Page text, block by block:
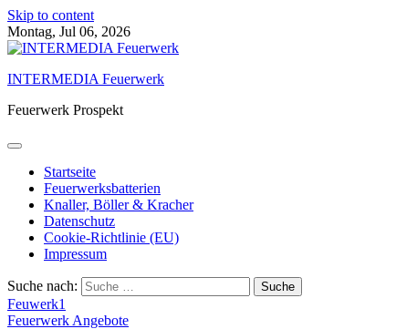
Skip to content
Montag, Jul 06, 2026
INTERMEDIA Feuerwerk
Feuerwerk Prospekt
Startseite
Feuerwerksbatterien
Knaller, Böller & Kracher
Datenschutz
Cookie-Richtlinie (EU)
Impressum
Suche nach:
Feuwerk1
Feuerwerk Angebote